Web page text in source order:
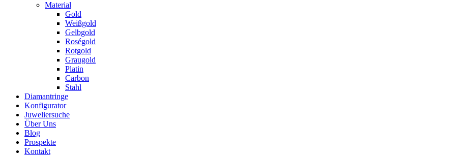
Material
Gold
Weißgold
Gelbgold
Roségold
Rotgold
Graugold
Platin
Carbon
Stahl
Diamantringe
Konfigurator
Juweliersuche
Über Uns
Blog
Prospekte
Kontakt